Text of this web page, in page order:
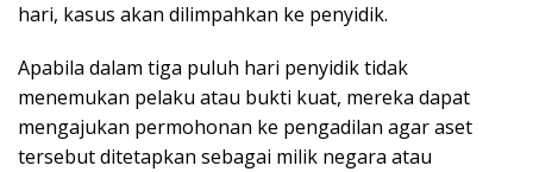
hari, kasus akan dilimpahkan ke penyidik.
Apabila dalam tiga puluh hari penyidik tidak
menemukan pelaku atau bukti kuat, mereka dapat
mengajukan permohonan ke pengadilan agar aset
tersebut ditetapkan sebagai milik negara atau